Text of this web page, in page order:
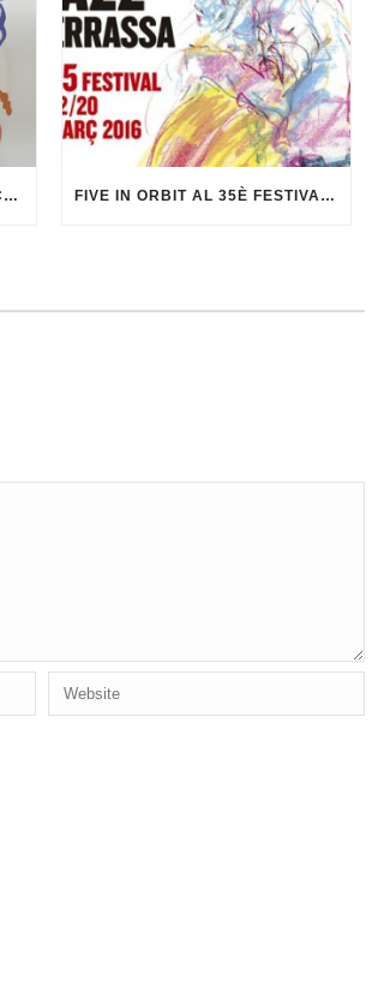
FIVE IN ORBIT VUE PAR MARCEL·LÍ ANTÚNEZ ROCA FIVE IN ORBIT AL 35È FESTIVAL DE JAZZ DE TERRASSA